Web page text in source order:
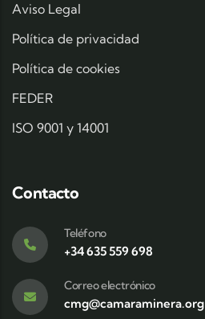
Aviso Legal
Política de privacidad
Política de cookies
FEDER
ISO 9001 y 14001
Contacto
Teléfono
+34 635 559 698
Correo electrónico
cmg@camaraminera.org